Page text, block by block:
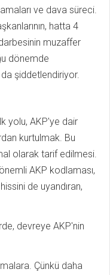
ve dava süreci.
hatta 4
muzaffer
dönemde
da şiddetlendiriyor.
yolu, AKP'ye dair
kurtulmak. Bu
olarak tarif edilmesi.
AKP kodlaması,
de uyandıran,
devreye AKP'nin
Çünkü daha